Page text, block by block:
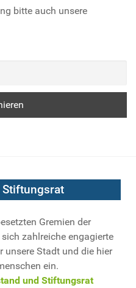
bitte auch unsere
Gremien der
zahlreiche engagierte
unsere Stadt und die hier
ein.
und Stiftungsrat